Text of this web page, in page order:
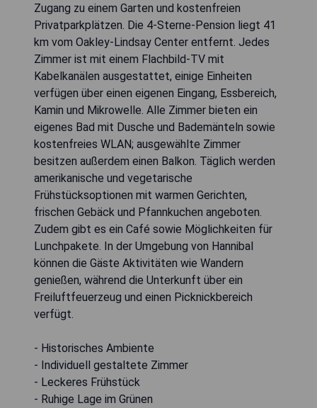
Zugang zu einem Garten und kostenfreien
Privatparkplätzen. Die 4-Sterne-Pension liegt 41
km vom Oakley-Lindsay Center entfernt. Jedes
Zimmer ist mit einem Flachbild-TV mit
Kabelkanälen ausgestattet, einige Einheiten
verfügen über einen eigenen Eingang, Essbereich,
Kamin und Mikrowelle. Alle Zimmer bieten ein
eigenes Bad mit Dusche und Bademänteln sowie
kostenfreies WLAN; ausgewählte Zimmer
besitzen außerdem einen Balkon. Täglich werden
amerikanische und vegetarische
Frühstücksoptionen mit warmen Gerichten,
frischen Gebäck und Pfannkuchen angeboten.
Zudem gibt es ein Café sowie Möglichkeiten für
Lunchpakete. In der Umgebung von Hannibal
können die Gäste Aktivitäten wie Wandern
genießen, während die Unterkunft über ein
Freiluftfeuerzeug und einen Picknickbereich
verfügt.
- Historisches Ambiente
- Individuell gestaltete Zimmer
- Leckeres Frühstück
- Ruhige Lage im Grünen